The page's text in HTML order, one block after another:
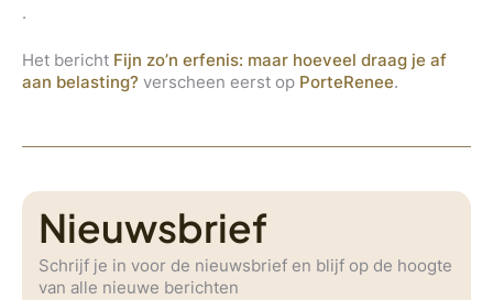
.
Het bericht Fijn zo’n erfenis: maar hoeveel draag je af
aan belasting? verscheen eerst op PorteRenee.
Nieuwsbrief
Schrijf je in voor de nieuwsbrief en blijf op de hoogte
van alle nieuwe berichten